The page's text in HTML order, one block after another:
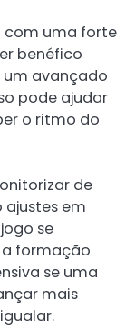
com uma forte
benéfico
avançado
pode ajudar
o ritmo do
de
em
se
a formação
se uma
mais